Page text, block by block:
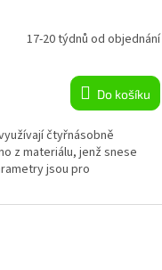
R
M
A
17-20 týdnů od objednání
Do košíku
čtyřnásobně
z materiálu, jenž snese
jsou pro